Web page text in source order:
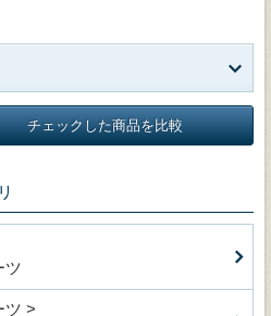
チェックした商品を比較
ツ
ツ >